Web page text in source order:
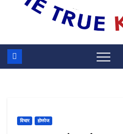
विचार होमपेज